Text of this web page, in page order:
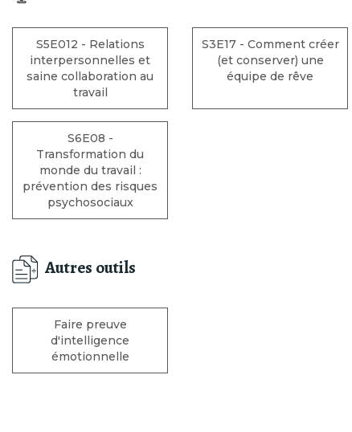
S5E012 - Relations
interpersonnelles et
saine collaboration au
travail
S3E17 - Comment créer
(et conserver) une
équipe de rêve
S6E08 -
Transformation du
monde du travail :
prévention des risques
psychosociaux
Autres outils
Faire preuve
d'intelligence
émotionnelle